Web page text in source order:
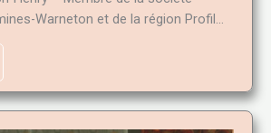
Warneton et de la région Profil…